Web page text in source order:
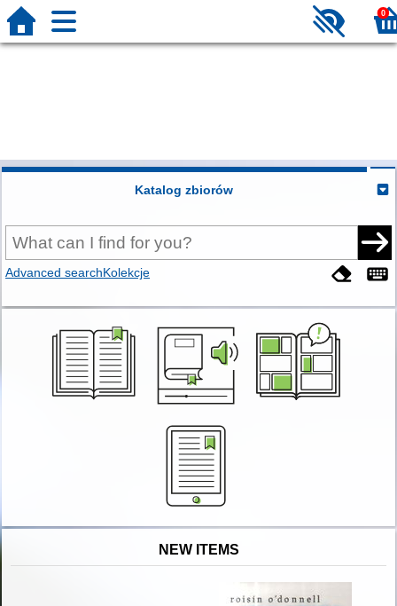
0
Katalog zbiorów
Advanced searchKolekcje
NEW ITEMS